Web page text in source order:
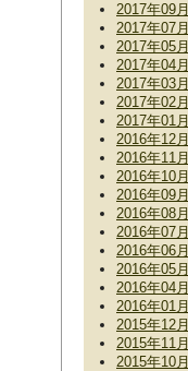
2017年09月
2017年07月
2017年05月
2017年04月
2017年03月
2017年02月
2017年01月
2016年12月
2016年11月
2016年10月
2016年09月
2016年08月
2016年07月
2016年06月
2016年05月
2016年04月
2016年01月
2015年12月
2015年11月
2015年10月